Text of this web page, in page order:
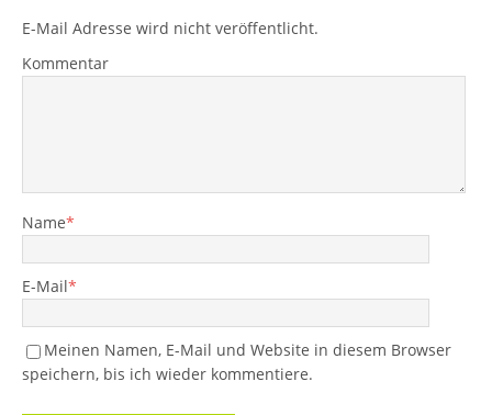
E-Mail Adresse wird nicht veröffentlicht.
Kommentar
Name*
E-Mail*
Meinen Namen, E-Mail und Website in diesem Browser
speichern, bis ich wieder kommentiere.